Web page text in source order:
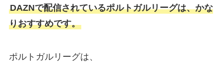
DAZNで配信されているポルトガルリーグは、かな
りおすすめです。
ポルトガルリーグは、